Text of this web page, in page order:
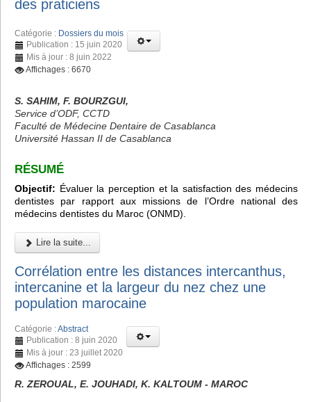
des praticiens
Catégorie : Dossiers du mois
Publication : 15 juin 2020
Mis à jour : 8 juin 2022
Affichages : 6670
S. SAHIM, F. BOURZGUI,
Service d’ODF, CCTD
Faculté de Médecine Dentaire de Casablanca
Université Hassan II de Casablanca
RÉSUMÉ
Objectif: Évaluer la perception et la satisfaction des médecins
dentistes par rapport aux missions de l’Ordre national des
médecins dentistes du Maroc (ONMD).
Lire la suite...
Corrélation entre les distances intercanthus,
intercanine et la largeur du nez chez une
population marocaine
Catégorie :Abstract
Publication : 8 juin 2020
Mis à jour : 23 juillet 2020
Affichages : 2599
R. ZEROUAL, E. JOUHADI, K. KALTOUM - MAROC